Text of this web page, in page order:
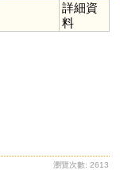
詳細資
料
瀏覽次數: 2613